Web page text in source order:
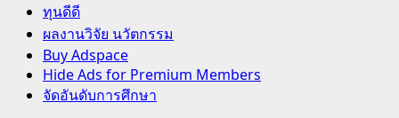
ทุนดีดี
ผลงานวิจัย นวัตกรรม
Buy Adspace
Hide Ads for Premium Members
จัดอันดับการศึกษา